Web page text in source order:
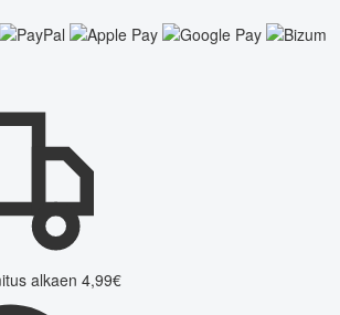
alkaen 4,99€